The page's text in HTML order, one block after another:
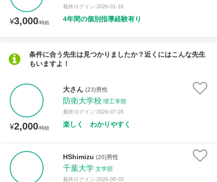
¥3,000/時給
最終ログイン:2026-01-16
4年間の個別指導経験有り
条件に合う先生は見つかりましたか？近くにはこんな先生
もいますよ！
¥2,000/時給
大さん (23)男性
防衛大学校 理工学部
最終ログイン:2026-07-28
楽しく わかりやすく
HShimizu (20)男性
千葉大学 文学部
最終ログイン:2026-08-03
月曜日 火曜日 水曜日
土曜日
所属大学
年齢：18-101歳